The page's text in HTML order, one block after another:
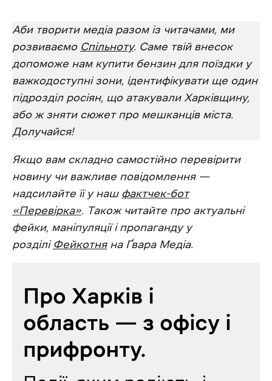
Аби творити медіа разом із читачами, ми
розвиваємо Спільноту. Саме твій внесок
допоможе нам купити бензин для поїздки у
важкодоступні зони, ідентифікувати ще один
підрозділ росіян, що атакували Харківщину,
або ж зняти сюжет про мешканців міста.
Долучайся!
Якщо вам складно самостійно перевірити
новину чи важливе повідомлення —
надсилайте її у наш фактчек-бот
«Перевірка». Також читайте про актуальні
фейки, маніпуляції і пропаганду у
розділі Фейкотняна Ґвара Медіа.